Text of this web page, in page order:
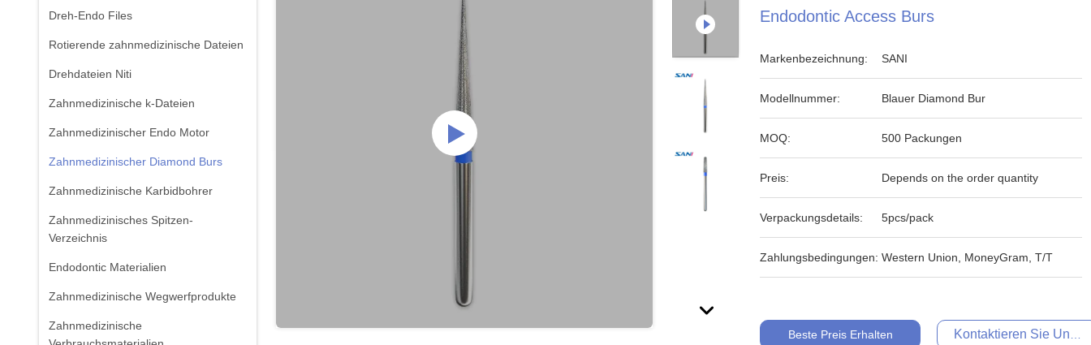
Dreh-Endo Files
Rotierende zahnmedizinische Dateien
Drehdateien Niti
Zahnmedizinische k-Dateien
Zahnmedizinischer Endo Motor
Zahnmedizinischer Diamond Burs
Zahnmedizinische Karbidbohrer
Zahnmedizinisches Spitzen-
Verzeichnis
Endodontic Materialien
Zahnmedizinische Wegwerfprodukte
Zahnmedizinische
Endodontic Access Burs
Markenbezeichnung: SANI
Modellnummer: Blauer Diamond Bur
MOQ: 500 Packungen
Preis: Depends on the order quantity
Verpackungsdetails: 5pcs/pack
Zahlungsbedingungen: Western Union, MoneyGram, T/T
Beste Preis Erhalten Kontaktieren Sie Uns